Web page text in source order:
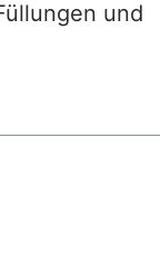
und